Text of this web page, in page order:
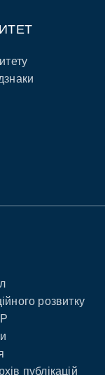
розвитку
публікацій